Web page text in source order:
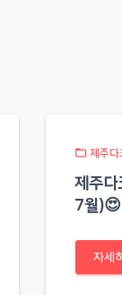
folder_open제주다
제주
7월)😍
자세